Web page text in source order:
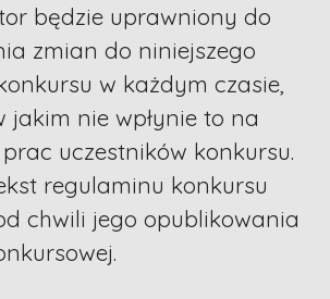
będzie uprawniony do
zmian do niniejszego
w każdym czasie,
jakim nie wpłynie to na
uczestników konkursu.
regulaminu konkursu
chwili jego opublikowania